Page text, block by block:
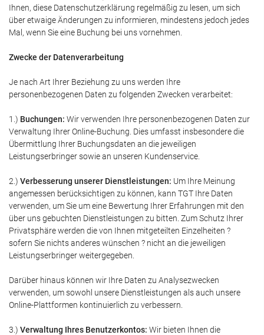
Ihnen, diese Datenschutzerklärung regelmäßig zu lesen, um sich
über etwaige Änderungen zu informieren, mindestens jedoch jedes
Mal, wenn Sie eine Buchung bei uns vornehmen.
Zwecke der Datenverarbeitung
Je nach Art Ihrer Beziehung zu uns werden Ihre
personenbezogenen Daten zu folgenden Zwecken verarbeitet:
1.) Buchungen: Wir verwenden Ihre personenbezogenen Daten zur
Verwaltung Ihrer Online-Buchung. Dies umfasst insbesondere die
Übermittlung Ihrer Buchungsdaten an die jeweiligen
Leistungserbringer sowie an unseren Kundenservice.
2.) Verbesserung unserer Dienstleistungen: Um Ihre Meinung
angemessen berücksichtigen zu können, kann TGT Ihre Daten
verwenden, um Sie um eine Bewertung Ihrer Erfahrungen mit den
über uns gebuchten Dienstleistungen zu bitten. Zum Schutz Ihrer
Privatsphäre werden die von Ihnen mitgeteilten Einzelheiten ?
sofern Sie nichts anderes wünschen ? nicht an die jeweiligen
Leistungserbringer weitergegeben.
Darüber hinaus können wir Ihre Daten zu Analysezwecken
verwenden, um sowohl unsere Dienstleistungen als auch unsere
Online-Plattformen kontinuierlich zu verbessern.
3.) Verwaltung Ihres Benutzerkontos: Wir bieten Ihnen die